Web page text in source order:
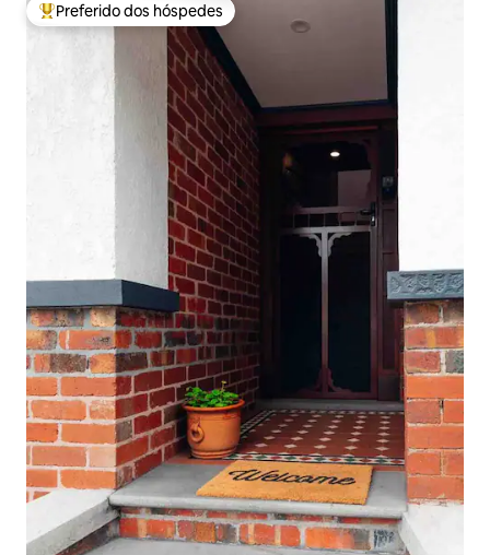
Entre os melhores preferidos dos hóspedes
Preferido dos hóspedes